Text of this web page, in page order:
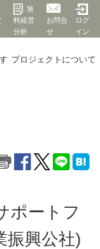
無
料経営
分析
お問合
せ
ログ
イン
プロジェクト について
ポートフ
振興公社)